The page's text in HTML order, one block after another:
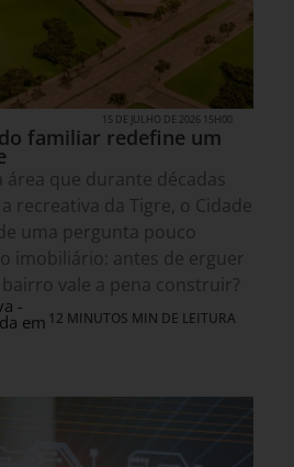
15 DE JULHO DE 2026 15H00
familiar redefine um
que durante décadas
recreativa da Tigre, o Cidade
uma pergunta pouco
imobiliário: antes de erguer
vale a pena construir?
-
em 12 MINUTOS MIN DE LEITURA